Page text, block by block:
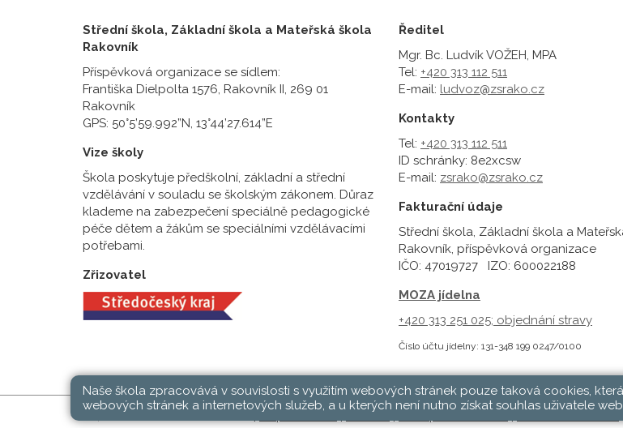
Střední škola, Základní škola a Mateřská škola
Rakovník
Příspěvková organizace se sídlem:
Františka Dielpolta 1576, Rakovník II, 269 01
Rakovník
GPS: 50°5’59.992”N, 13°44’27.614”E
Vize školy
Škola poskytuje předškolní, základní a střední
vzdělávání v souladu se školským zákonem. Důraz
klademe na zabezpečení speciálně pedagogické
péče dětem a žákům se speciálními vzdělávacími
potřebami.
Zřizovatel
Ředitel
Mgr. Bc. Ludvík VOŽEH, MPA
Tel: +420 313 112 511
E-mail: ludvoz@zsrako.cz
Kontakty
Tel: +420 313 112 511
ID schránky: 8e2xcsw
E-mail: zsrako@zsrako.cz
Fakturační údaje
Střední škola, Základní škola a
Rakovník, příspěvková organizace
IČO: 47019727 IZO: 600022188
MOZA jídelna
+420 313 251 025; objednání stravy
Číslo účtu jídelny: 131-348 199 0247/0100
SŠ, ZŠ a MŠ Rakovník © 2026 | Mapa stránek Přihlásit
Naše škola zpracovává v souvislosti s využitím webových stránek pouze taková cookies,
webových stránek a internetových služeb, a u kterých není nutno získat souhlas uživatele